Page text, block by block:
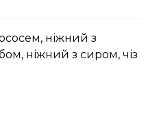
ніжний з
ніжний з сиром, чіз